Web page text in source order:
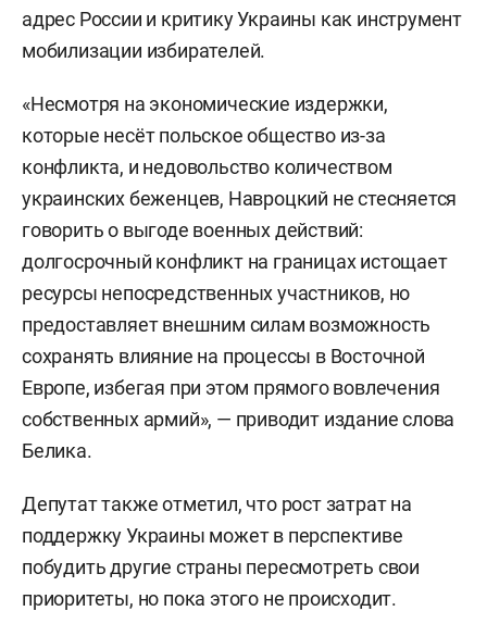
адрес России и критику Украины как инструмент
мобилизации избирателей.
«Несмотря на экономические издержки,
которые несёт польское общество из-за
конфликта, и недовольство количеством
украинских беженцев, Навроцкий не стесняется
говорить о выгоде военных действий:
долгосрочный конфликт на границах истощает
ресурсы непосредственных участников, но
предоставляет внешним силам возможность
сохранять влияние на процессы в Восточной
Европе, избегая при этом прямого вовлечения
собственных армий», — приводит издание слова
Белика.
Депутат также отметил, что рост затрат на
поддержку Украины может в перспективе
побудить другие страны пересмотреть свои
приоритеты, но пока этого не происходит.